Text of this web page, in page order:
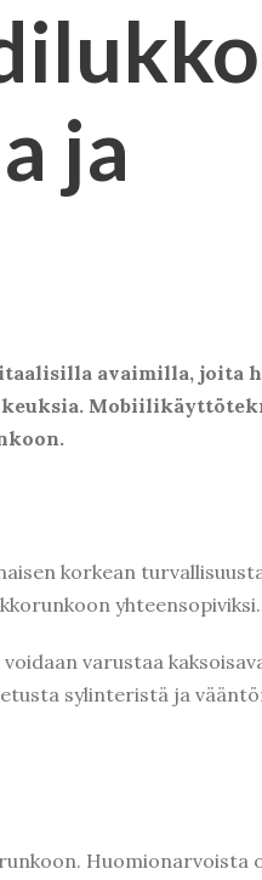
ja
avaimilla, joita
korkean
yhteensopiviksi.
varustaa
sylinteristä ja
Huomionarvoista